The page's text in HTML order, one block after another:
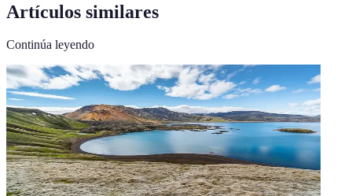
Artículos similares
Continúa leyendo